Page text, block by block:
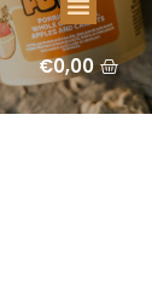
€0,00